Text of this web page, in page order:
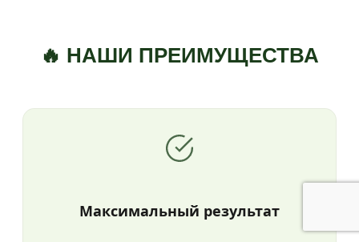
🔥 НАШИ ПРЕИМУЩЕСТВА
Максимальный результат